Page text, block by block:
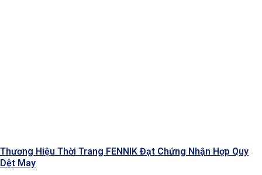
Thương Hiệu Thời Trang FENNIK Đạt Chứng Nhận Hợp Quy
Dệt May